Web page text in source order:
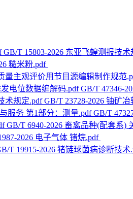
GB/T 15803-2026 东亚飞蝗测报技
糙米粉.pdf
GB/T 47346-
GB/T 23728-2026 铀矿
GB/T
GB/T 6940-2026 畜禽品种(配套系)
2026 电子气体 锗烷.pdf
T 19915-2026 猪链球菌病诊断技术